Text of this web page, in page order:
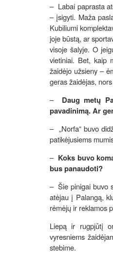
– Labai paprasta
– įsigyti. Maža
Kubiliumi
joje būstą, ar
visoje šalyje. O
vietiniai. Bet, kaip
žaidėjo užsieny –
geras žaidėjas,
–
Daug metų
pavadinimą. Ar
– „Norfa“ buvo
patikėjusiems
– Koks buvo
bus panaudoti?
– Šie pinigai buvo
atėjau į Palangą,
rėmėjų ir reklamos
Liepą ir rugpjūtį
vyresniems
stebime.